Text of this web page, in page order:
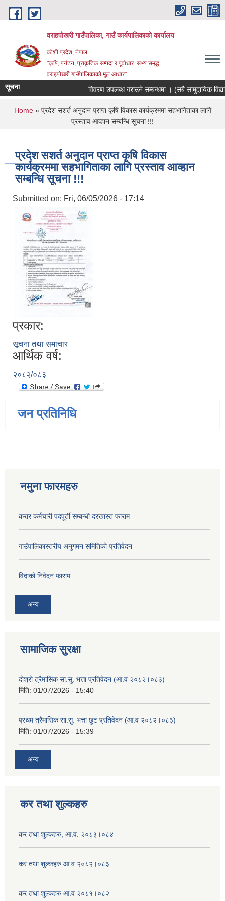
Skip to main content
वराहपोखरी गाउँपालिका, गाउँ कार्यपालिकाको कार्यालय
कोशी प्रदेश, नेपाल
"कृषि, पर्यटन, प्राकृतिक सम्पदा र पूर्वाधार: सभ्य समृद्ध
वराहपोखरी गाउँपालिकाको मूल आधार"
सूचना विवरण उपलब्ध गराउने सम्बन्धमा । (सबै सामुदायिक
You are here
Home» प्रदेश सशर्त अनुदान प्राप्त कृषि विकास कार्यक्रममा सहभागिताका लागि
प्रस्ताव आव्हान सम्बन्धि सूचना !!!
प्रदेश सशर्त अनुदान प्राप्त कृषि विकास
कार्यक्रममा सहभागिताका लागि प्रस्ताव आव्हान
सम्बन्धि सूचना !!!
Submitted on: Fri, 06/05/2026 - 17:14
प्रकार:
सूचना तथा समाचार
आर्थिक वर्ष:
२०८२/०८३
जन प्रतिनिधि
नमुना फारमहरु
करार कर्मचारी पदपूर्ती सम्बन्धी दरखास्त फाराम
गाउँपालिकास्तरीय अनुगमन समितिको प्रतिवेदन
विदाको निवेदन फाराम
अन्य
सामाजिक सुरक्षा
दोश्रो त्रैमासिक सा.सु. भत्ता प्रतिवेदन (आ.व २०८२।०८३)
मिति: 01/07/2026 - 15:40
प्रथम त्रैमासिक सा.सु. भत्ता छुट प्रतिवेदन (आ.व २०८२।०८३)
मिति: 01/07/2026 - 15:39
अन्य
कर तथा शुल्कहरु
कर तथा शुल्कहरु, आ.व. २०८३।०८४
कर तथा शुल्कहरु आ.व २०८२।०८३
कर तथा शुल्कहरु आ.व २०८१।०८२